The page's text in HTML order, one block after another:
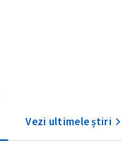
Vezi ultimele știri